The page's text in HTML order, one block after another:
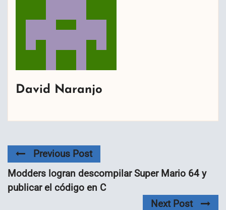
David Naranjo
Previous Post
Modders logran descompilar Super Mario 64 y
publicar el código en C
Next Post